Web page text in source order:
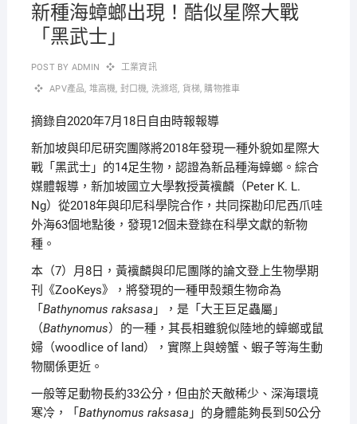
新種海蟑螂出現！酷似星際大戰
「黑武士」
POST BY ADMIN 工業資訊
APV產品, 堆高機, 封口機, 洗滌塔, 貨梯, 購物推車
摘錄自2020年7月18日自由時報報導
新加坡與印尼研究團隊將2018年發現一種外貌如星際大
戰「黑武士」的14足生物，認證為新品種海蟑螂。綜合
媒體報導，新加坡國立大學教授黃䙫麟（Peter K. L.
Ng）從2018年與印尼科學院合作，共同探勘印尼西爪哇
外海63個地點後，發現12個未登錄在科學文獻的新物
種。
本（7）月8日，黃䙫麟與印尼團隊的論文登上生物學期
刊《ZooKeys》，將發現的一種甲殼類生物命為
「 Bathynomus raksasa 」，是「大王巨足蟲屬」
（Bathynomus）的一種，其長相雖貌似陸地的蟑螂或鼠
婦（woodlice of land），實際上與螃蟹、蝦子等海生動
物關係更近。
一般等足動物長約33公分，但由於天敵稀少、深海環境
寒冷，「 Bathynomus raksasa 」的身體能夠長到50公分